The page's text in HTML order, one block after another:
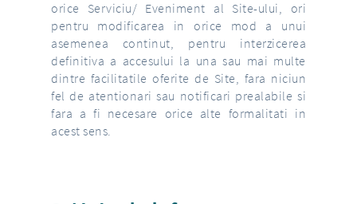
orice Serviciu/ Eveniment al Site-ului, ori
pentru modificarea in orice mod a unui
asemenea continut, pentru interzicerea
definitiva a accesului la una sau mai multe
dintre facilitatile oferite de Site, fara niciun
fel de atentionari sau notificari prealabile si
fara a fi necesare orice alte formalitati in
acest sens.